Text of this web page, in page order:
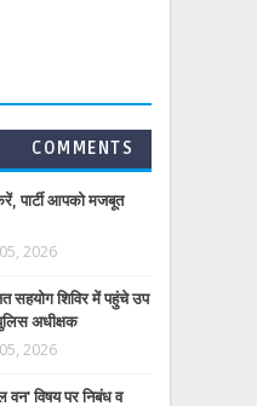
COMMENTS
पार्टी आपको मजबूत
2026
सहयोग शिविर में पहुंचे उप
अधीक्षक
2026
विषय पर निबंध व